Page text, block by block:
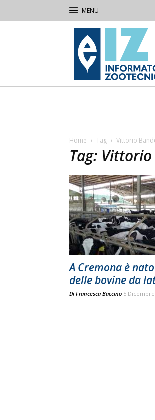
IZ
Informatore
Zootecnico
Home Tag Vittorio
Tag:
A Cremona è
delle bovine da
Di Francesca Baccino 5 Dicembre